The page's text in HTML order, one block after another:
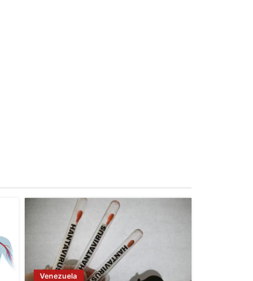
Venezuela